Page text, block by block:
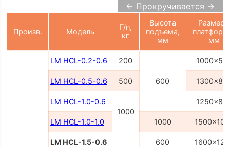
← Прокручивается →
Произв. Модель
Г/п,
кг
Высота
подъема,
мм
Размеры
мм
LM HCL-0.2-0.6 200
600
LM HCL-0.5-0.6 500
LM HCL-1.0-0.6
1000
LM HCL-1.0-1.0 1000
LM HCL-1.5-0.6
600